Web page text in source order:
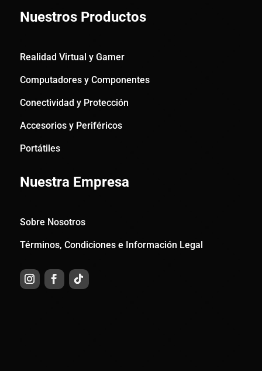
Nuestros Productos
Realidad Virtual y Gamer
Computadores y Componentes
Conectividad y Protección
Accesorios y Periféricos
Portátiles
Nuestra Empresa
Sobre Nosotros
Términos, Condiciones e Información Legal